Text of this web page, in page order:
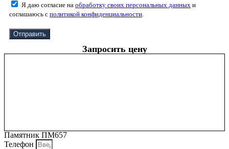
Я даю согласие на обработку своих персональных данных и
соглашаюсь с политикой конфиденциальности
Отправить
Запросить цену
Памятник ПМ657
Телефон